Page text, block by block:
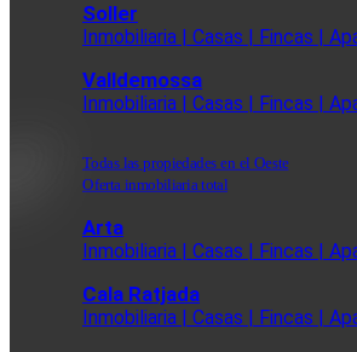
Soller
Inmobiliaria | Casas | Fincas |
Valldemossa
Inmobiliaria | Casas | Fincas |
Todas las propiedades en el Oeste
Oferta inmobiliaria total
Arta
Inmobiliaria | Casas | Fincas |
Cala Ratjada
Inmobiliaria | Casas | Fincas |